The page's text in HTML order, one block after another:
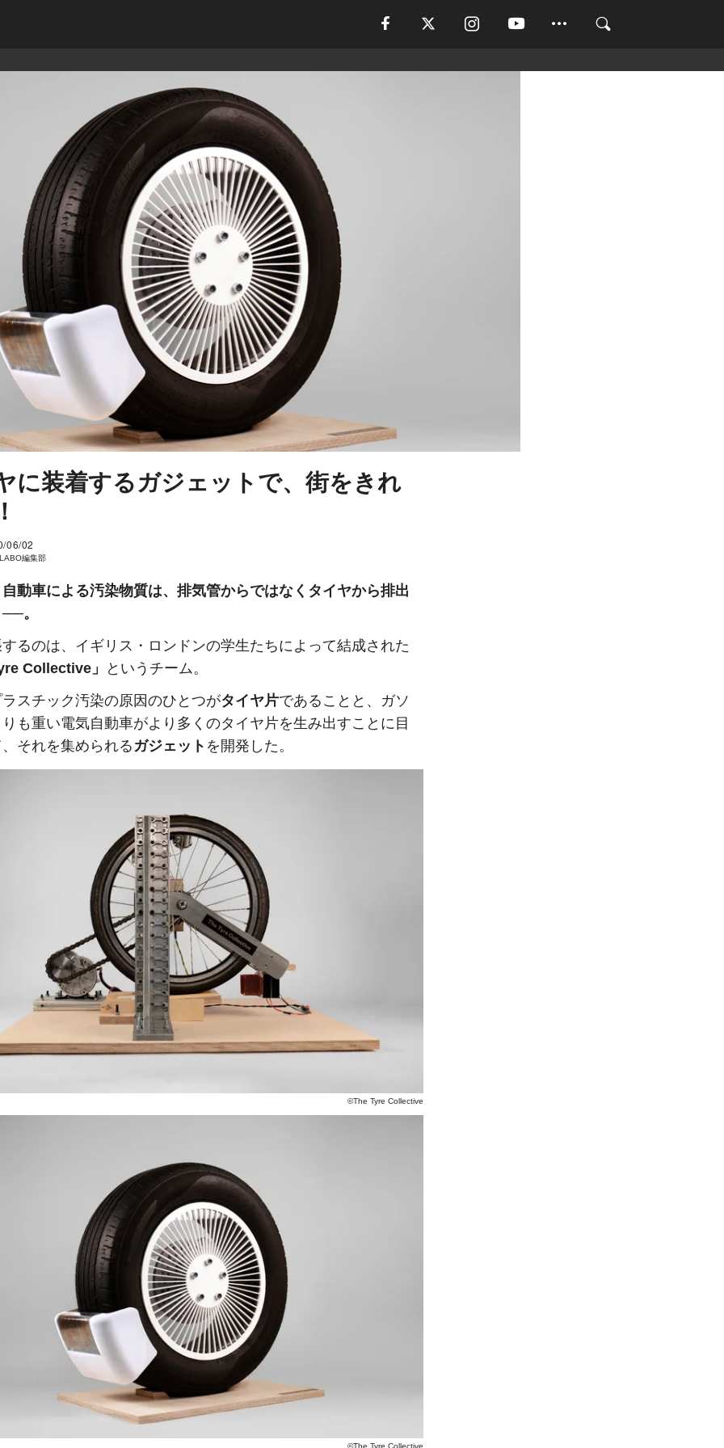
に装着するガジェットで、街をきれ
06/02
編集部
動車による汚染物質は、排気管からではなくタイヤから排出
。
るのは、イギリス・ロンドンの学生たちによって結成された
Collective」
というチーム。
スチック汚染の原因のひとつがタイヤ片であることと、ガソ
も重い電気自動車がより多くのタイヤ片を生み出すことに目
それを集められる ガジェット を開発した。
©The Tyre Collective
©The Tyre Collective